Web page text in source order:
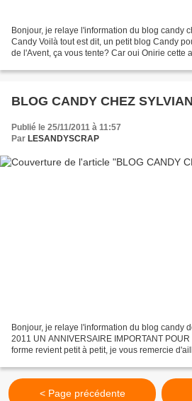
Bonjour, je relaye l'information du blog candy
Candy Voilà tout est dit, un petit blog Candy
de l'Avent, ça vous tente? Car oui Onirie cette
BLOG CANDY CHEZ
Publié le 25/11/2011 à 11:57
Par LESANDYSCRAP
Bonjour, je relaye l'information du blog candy
2011 UN ANNIVERSAIRE IMPORTANT
forme revient petit à petit, je vous remercie
< Page précédente